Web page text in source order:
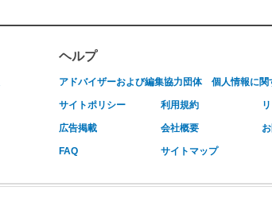
ヘルプ
アドバイザーおよび編集協力団体 個人情報に関
サイトポリシー 利用規約
広告掲載 会社概要
FAQ サイトマップ